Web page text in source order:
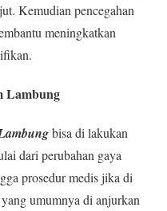
Kemudian pencegahan
meningkatkan
Lambung
bisa di lakukan
dari perubahan gaya
prosedur medis jika di
umumnya di anjurkan